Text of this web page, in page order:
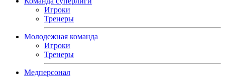
Игроки
Тренеры
Молодежная команда
Игроки
Тренеры
Медперсонал